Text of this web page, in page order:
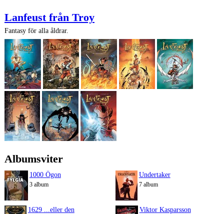
Lanfeust från Troy
Fantasy för alla åldrar.
Albumsviter
1000 Ögon
3 album
1629 ...eller den
Undertaker
7 album
Viktor Kasparsson